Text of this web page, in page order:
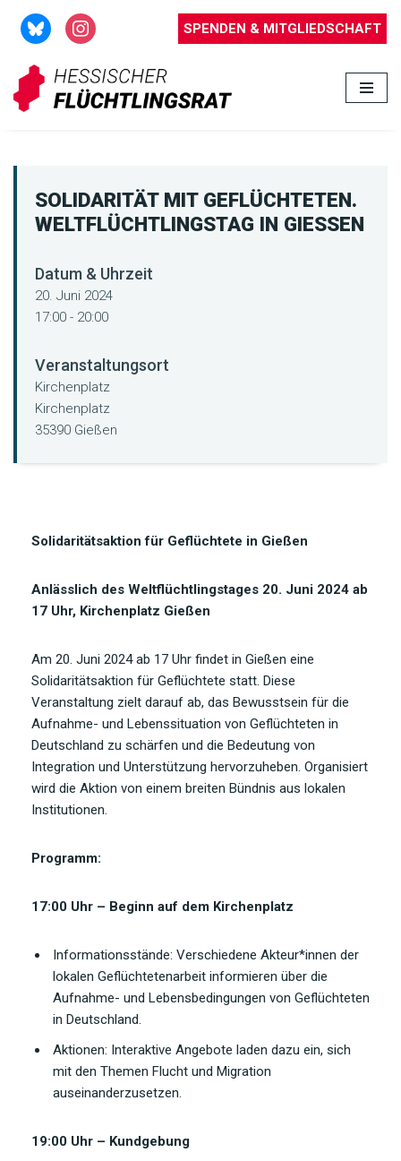
Zum
Inhalt
springen
SPENDEN & MITGLIEDSCHAFT
SOLIDARITÄT MIT GEFLÜCHTETEN.
WELTFLÜCHTLINGSTAG IN GIESSEN
Datum & Uhrzeit
20. Juni 2024
17:00 - 20:00
Veranstaltungsort
Kirchenplatz
Kirchenplatz
35390 Gießen
Solidaritätsaktion für Geflüchtete in Gießen
Anlässlich des Weltflüchtlingstages 20. Juni 2024 ab
17 Uhr, Kirchenplatz Gießen
Am 20. Juni 2024 ab 17 Uhr findet in Gießen eine
Solidaritätsaktion für Geflüchtete statt. Diese
Veranstaltung zielt darauf ab, das Bewusstsein für die
Aufnahme- und Lebenssituation von Geflüchteten in
Deutschland zu schärfen und die Bedeutung von
Integration und Unterstützung hervorzuheben. Organisiert
wird die Aktion von einem breiten Bündnis aus lokalen
Institutionen.
Programm:
17:00 Uhr – Beginn auf dem Kirchenplatz
Informationsstände: Verschiedene Akteur*innen der
lokalen Geflüchtetenarbeit informieren über die
Aufnahme- und Lebensbedingungen von Geflüchteten
in Deutschland.
Aktionen: Interaktive Angebote laden dazu ein, sich
mit den Themen Flucht und Migration
auseinanderzusetzen.
19:00 Uhr – Kundgebung